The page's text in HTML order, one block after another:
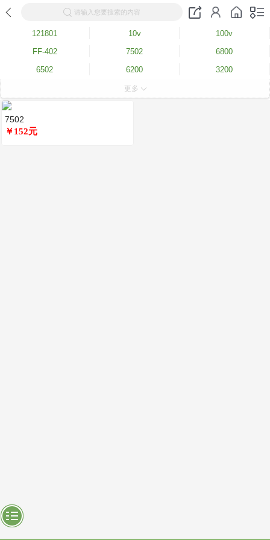
请输入您要搜索的内容
121801 10v
100v
FF-402
7502
6800
6502
6200
3200
更多
7502
￥152元